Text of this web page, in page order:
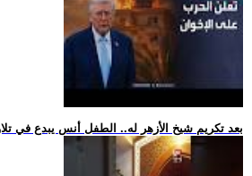
.. بعد تكريم شيخ الأزهر له.. الطفل أنس يبدع في